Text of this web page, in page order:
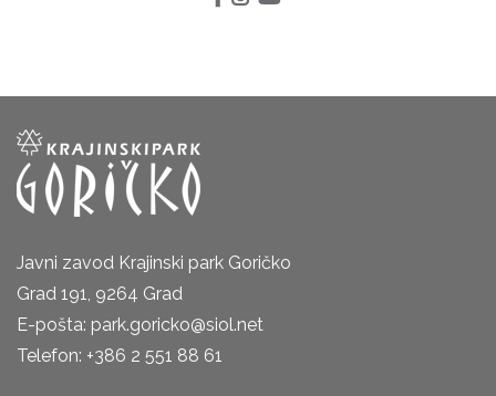
Javni zavod Krajinski park Goričko
Grad 191, 9264 Grad
E-pošta: park.goricko@siol.net
Telefon: +386 2 551 88 61